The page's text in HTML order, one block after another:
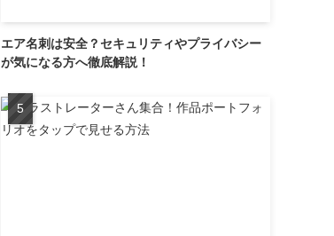
エア名刺は安全？セキュリティやプライバシー
が気になる方へ徹底解説！